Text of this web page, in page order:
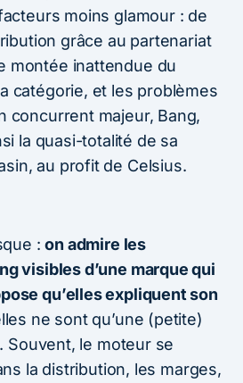
moins glamour : de
grâce au partenariat
montée inattendue du
catégorie, et les problèmes
concurrent majeur, Bang,
la quasi-totalité de sa
au profit de Celsius.
:on admire les
visibles d’une marque qui
qu’elles expliquent son
ne sont qu’une (petite)
Souvent, le moteur se
la distribution, les marges,